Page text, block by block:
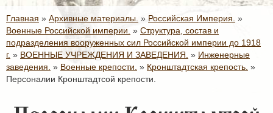
Главная » Архивные материалы. » Российская Империя. »
Военные Российской империи. » Структура, состав и
подразделения вооруженных сил Российской империи до 1918
г. » ВОЕННЫЕ УЧРЕЖДЕНИЯ И ЗАВЕДЕНИЯ. » Инженерные
заведения. » Военные крепости. » Кронштадтская крепость. »
Персоналии Кронштадтсой крепости.